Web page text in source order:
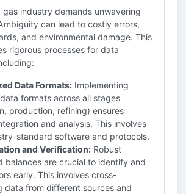
gas industry demands unwavering
can lead to costly errors,
and environmental damage. This
rigorous processes for data
Data Formats: Implementing
formats across all stages
production, refining) ensures
and analysis. This involves
standard software and protocols.
and Verification: Robust
balances are crucial to identify and
early. This involves cross-
data from different sources and